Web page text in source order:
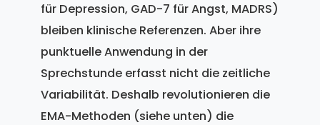
für Depression, GAD-7 für Angst, MADRS)
bleiben klinische Referenzen. Aber ihre
punktuelle Anwendung in der
Sprechstunde erfasst nicht die zeitliche
Variabilität. Deshalb revolutionieren die
EMA-Methoden (siehe unten) die